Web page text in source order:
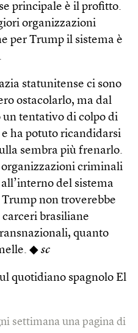
principale è il profitto.
organizzazioni
per Trump il sistema è
statunitense ci sono
ostacolarlo, ma dal
tentativo di colpo di
ha potuto ricandidarsi
sembra più frenarlo.
organizzazioni criminali
del sistema
non troverebbe
brasiliane
quanto
◆ sc
quotidiano spagnolo El
settimana una pagina di